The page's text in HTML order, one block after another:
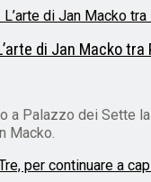
di Jan Macko tra
a Palazzo dei Sette
Macko.